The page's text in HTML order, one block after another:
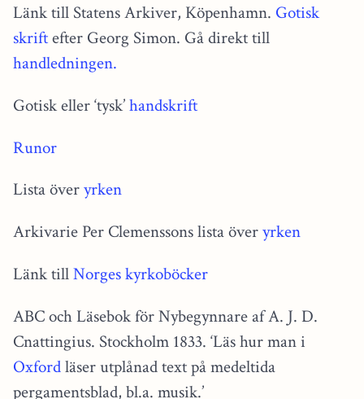
Länk till Statens Arkiver, Köpenhamn. Gotisk
skriftefter Georg Simon. Gå direkt till
handledningen.
Gotisk eller ‘tysk’handskrift
Runor
Lista överyrken
Arkivarie Per Clemenssons lista överyrken
Länk tillNorges kyrkoböcker
ABC och Läsebok för Nybegynnare af A. J. D.
Cnattingius. Stockholm 1833. ‘Läs hur man i
Oxfordläser utplånad text på medeltida
pergamentsblad, bl.a. musik.’